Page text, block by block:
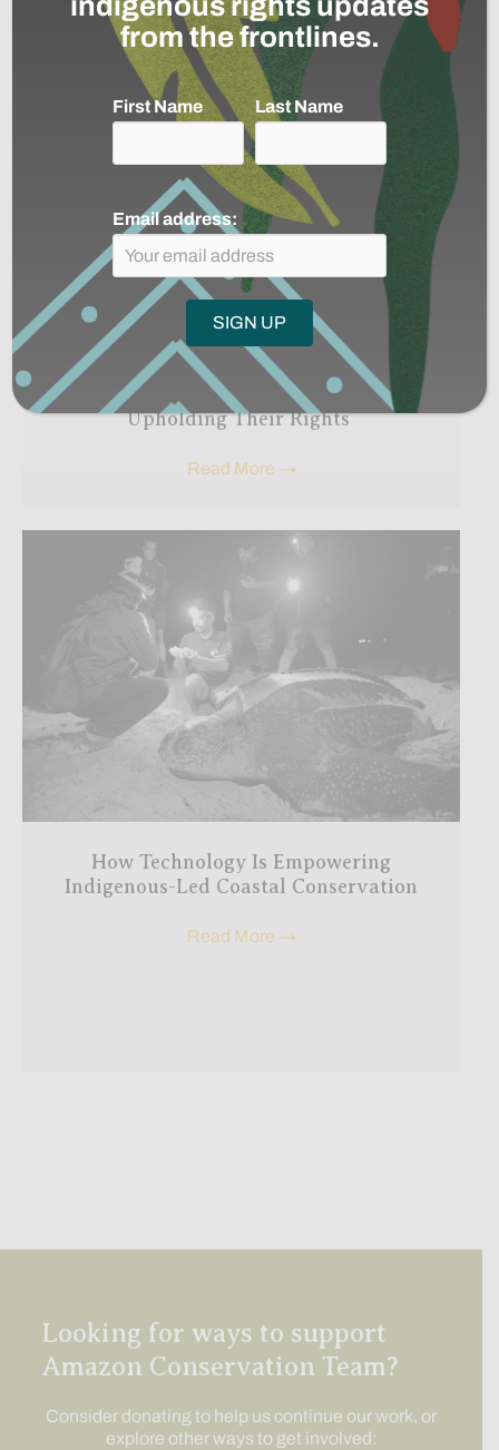
The Nadëb and Kanamary Peoples
Launch Territorial and Environmental
Management Plans (PGTAs),
Reinforcing a Collective Commitment to
Protecting Their Territories and
Upholding Their Rights
Read More →
How Technology Is Empowering
Indigenous-Led Coastal Conservation
Read More →
Looking for ways to support
Amazon Conservation Team?
Consider donating to help us continue our work, or
explore other ways to get involved:
from the frontlines.
First Name Last Name
Email address: